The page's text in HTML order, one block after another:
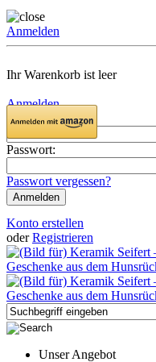
Anmelden
Ihr Warenkorb ist leer
Anmelden
Email:
Passwort:
Passwort vergessen?
Konto erstellen
oder Registrieren
Unser Angebot